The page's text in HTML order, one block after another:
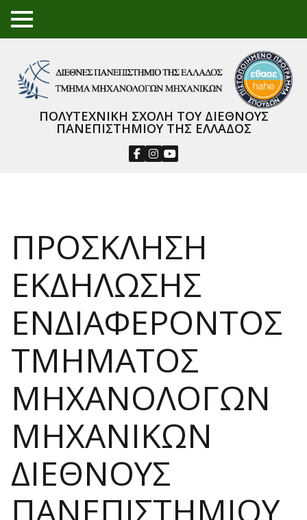
TO
GGL
NU
ΠΟΛΥΤΕΧΝΙΚΗ ΣΧΟΛΗ ΤΟΥ ΔΙΕΘΝΟΥΣ
ΠΑΝΕΠΙΣΤΗΜΙΟΥ ΤΗΣ ΕΛΛΑΔΟΣ
ΠΡΟΣΚΛΗΣΗ
ΕΚΔΗΛΩΣΗΣ
ΕΝΔΙΑΦΕΡΟΝΤΟΣ
ΤΜΗΜΑΤΟΣ
ΜΗΧΑΝΟΛΟΓΩΝ
ΜΗΧΑΝΙΚΩΝ
ΔΙΕΘΝΟΥΣ
ΠΑΝΕΠΙΣΤΗΜΙΟΥ